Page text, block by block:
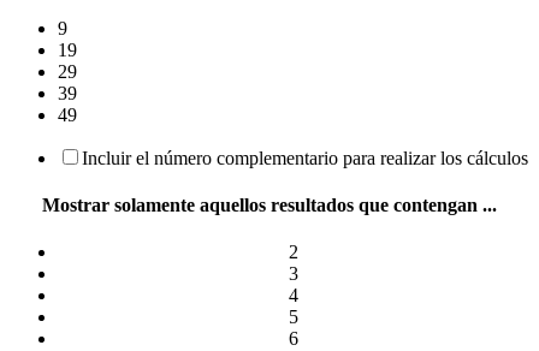
9
19
29
39
49
Incluir el número complementario para realizar los cálculos
Mostrar solamente aquellos resultados que contengan ...
2
3
4
5
6